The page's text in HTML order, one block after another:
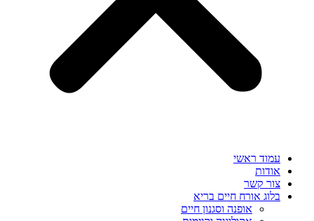
עמוד ראשי
אודות
צור קשר
בלוג אורח חיים בריא
אופנה וסגנון חיים